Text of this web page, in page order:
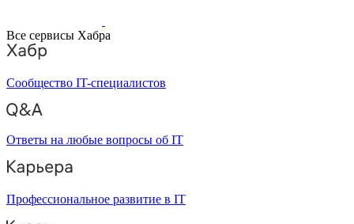
Все сервисы Хабра
Сообщество IT-специалистов
Ответы на любые вопросы об IT
Профессиональное развитие в IT